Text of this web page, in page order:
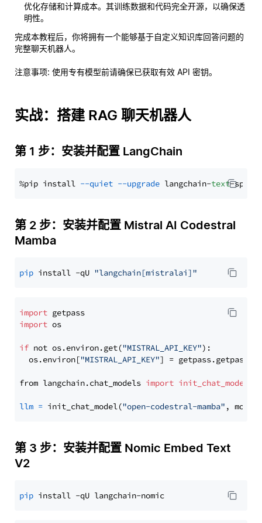
优化存储和计算成本。其训练数据和代码完全开源，以确保透
明性。
完成本教程后，你将拥有一个能够基于自定义知识库回答问题的
完整聊天机器人。
注意事项: 使用专有模型前请确保已获取有效 API 密钥。
实战：搭建 RAG 聊天机器人
第 1 步：安装并配置 LangChain
%pip install --quiet --upgrade langchain-text
第 2 步：安装并配置 Mistral AI Codestral
Mamba
pip install -qU "langchain[mistralai]"
import
import os
if not os.environ.get("MISTRAL_API_KEY"):
  os.environ[
"MISTRAL_API_KEY"] = getpass.getpass(
from langchain.chat_models import init_chat_model
llm = init_chat_model("open-codestral-mamba" ,
第 3 步：安装并配置 Nomic Embed Text
V2
pip